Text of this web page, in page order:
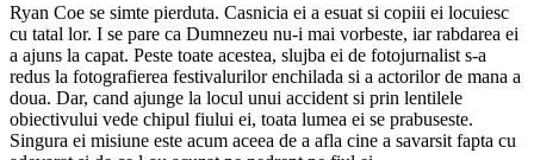
Ryan Coe se simte pierduta. Casnicia ei a esuat si copiii ei locuiesc
cu tatal lor. I se pare ca Dumnezeu nu-i mai vorbeste, iar rabdarea ei
a ajuns la capat. Peste toate acestea, slujba ei de fotojurnalist s-a
redus la fotografierea festivalurilor enchilada si a actorilor de mana a
doua. Dar, cand ajunge la locul unui accident si prin lentilele
obiectivului vede chipul fiului ei, toata lumea ei se prabuseste.
Singura ei misiune este acum aceea de a afla cine a savarsit fapta cu